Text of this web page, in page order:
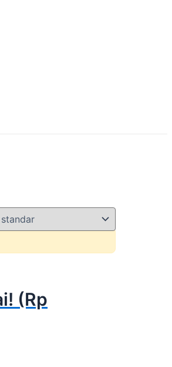
(Rp